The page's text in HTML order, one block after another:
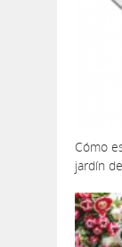
Cómo
jardín